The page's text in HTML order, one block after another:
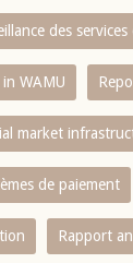
des
WAMU
market
de paiement
Rapport